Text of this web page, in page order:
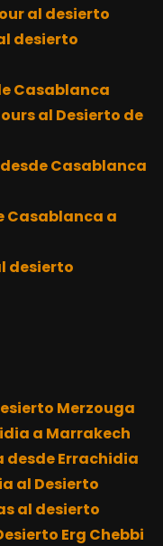
al desierto
desierto
Casablanca
al Desierto de
Casablanca
Casablanca a
desierto
Merzouga
a Marrakech
desde Errachidia
al Desierto
al desierto
Erg Chebbi